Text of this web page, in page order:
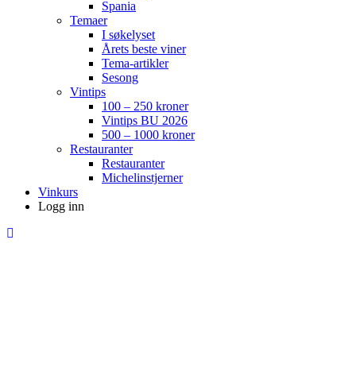
Spania
Temaer
I søkelyset
Årets beste viner
Tema-artikler
Sesong
Vintips
100 – 250 kroner
Vintips BU 2026
500 – 1000 kroner
Restauranter
Restauranter
Michelinstjerner
Vinkurs
Logg inn